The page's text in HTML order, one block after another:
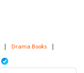
| Drama Books |